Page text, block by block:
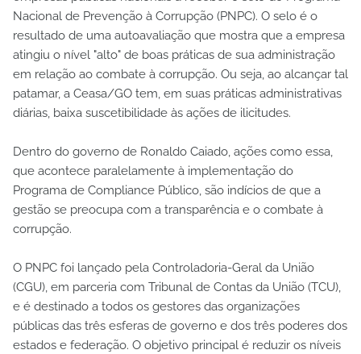
Nacional de Prevenção à Corrupção (PNPC). O selo é o
resultado de uma autoavaliação que mostra que a empresa
atingiu o nível "alto" de boas práticas de sua administração
em relação ao combate à corrupção. Ou seja, ao alcançar tal
patamar, a Ceasa/GO tem, em suas práticas administrativas
diárias, baixa suscetibilidade às ações de ilicitudes.
Dentro do governo de Ronaldo Caiado, ações como essa,
que acontece paralelamente à implementação do
Programa de Compliance Público, são indícios de que a
gestão se preocupa com a transparência e o combate à
corrupção.
O PNPC foi lançado pela Controladoria-Geral da União
(CGU), em parceria com Tribunal de Contas da União (TCU),
e é destinado a todos os gestores das organizações
públicas das três esferas de governo e dos três poderes dos
estados e federação. O objetivo principal é reduzir os níveis